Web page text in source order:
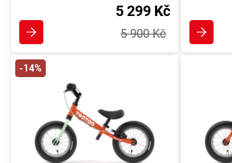
5 299 Kč
5 900 Kč
-14%